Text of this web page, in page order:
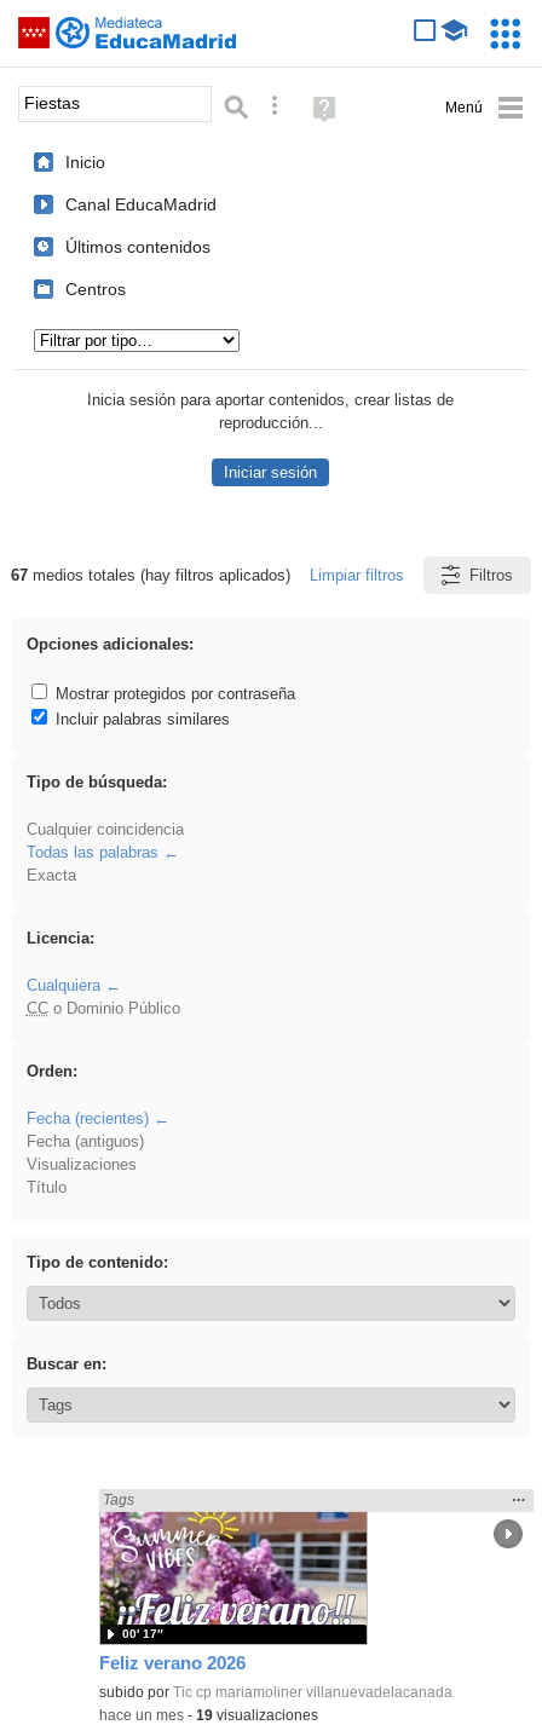
Saltar navegación
Palabra o frase: Búsqueda avanzada
Ayuda
(en
Inicio
Canal EducaMadrid
Últimos contenidos
Centros
Inicia sesión para aportar contenidos, crear listas de
reproducción...
Iniciar sesión
Resultados de: Fiestas
67medios totales (hay filtros aplicados) Limpiar filtros Filtros
Opciones adicionales:
Mostrar protegidos por contraseña
Incluir palabras similares
Tipo de búsqueda:
Cualquier coincidencia
Todas las palabras
Exacta
Licencia:
Cualquiera
CCo Dominio Público
Orden:
Fecha (recientes)
Fecha (antiguos)
Visualizaciones
Título
Tipo de contenido:
Buscar en:
Feliz verano 2026
Encontrado «Fiestas» en:
Tags
la
…
subido porTic cp mariamoliner villanuevadelacanada
00′ 17″
-hace un mes -19 visualizaciones